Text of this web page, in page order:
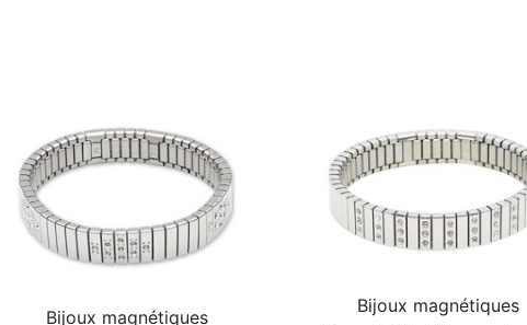
Bijoux magnétiques
Bijoux magnétiques